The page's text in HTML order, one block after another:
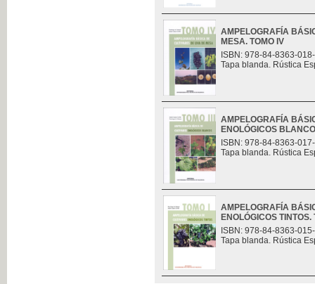
AMPELOGRAFÍA
MESA. TOMO IV
ISBN: 978-84-8363-
Tapa blanda. Rústica
AMPELOGRAFÍA
ENOLÓGICOS
ISBN: 978-84-8363-
Tapa blanda. Rústica
AMPELOGRAFÍA
ENOLÓGICOS TINTOS.
ISBN: 978-84-8363-
Tapa blanda. Rústica